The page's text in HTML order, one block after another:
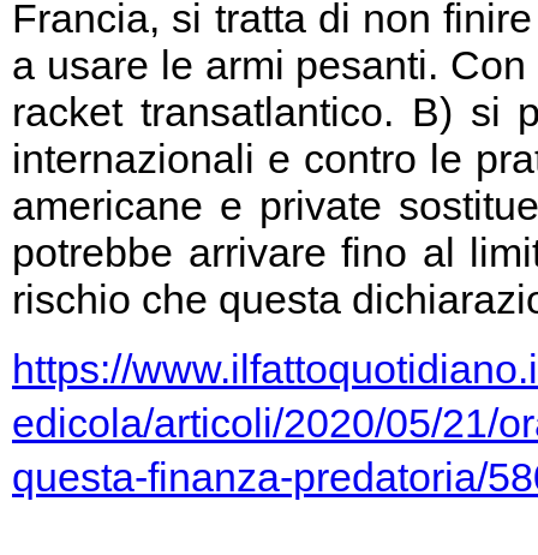
Francia, si tratta di non
a usare le armi pesanti.
racket transatlantico. B) si
internazionali e contro le
americane e private
potrebbe arrivare fino al
rischio che questa
https://
edicola/articoli/2020/05/21/
questa-finanza-predatoria/